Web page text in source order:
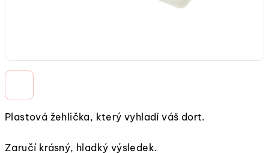
Plastová žehlička, který vyhladí váš dort.
Zaručí krásný, hladký výsledek.